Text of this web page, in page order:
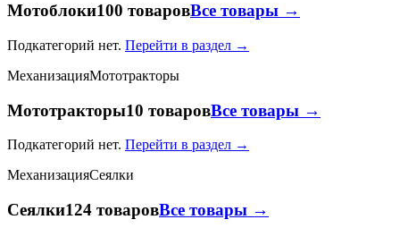
Мотоблоки100 товаровВсе товары →
Подкатегорий нет. Перейти в раздел →
МеханизацияМототракторы
Мототракторы10 товаровВсе товары →
Подкатегорий нет. Перейти в раздел →
МеханизацияСеялки
Сеялки124 товаровВсе товары →